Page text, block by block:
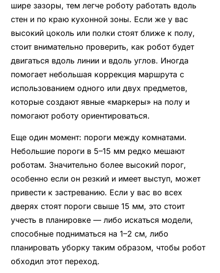
шире зазоры, тем легче роботу работать вдоль
стен и по краю кухонной зоны. Если же у вас
высокий цоколь или полки стоят ближе к полу,
стоит внимательно проверить, как робот будет
двигаться вдоль линии и вдоль углов. Иногда
помогает небольшая коррекция маршрута с
использованием одного или двух предметов,
которые создают явные «маркеры» на полу и
помогают роботу ориентироваться.
Еще один момент: пороги между комнатами.
Небольшие пороги в 5–15 мм редко мешают
роботам. Значительно более высокий порог,
особенно если он резкий и имеет выступ, может
привести к застреванию. Если у вас во всех
дверях стоят пороги свыше 15 мм, это стоит
учесть в планировке — либо искаться модели,
способные подниматься на 1–2 см, либо
планировать уборку таким образом, чтобы робот
обходил этот переход.